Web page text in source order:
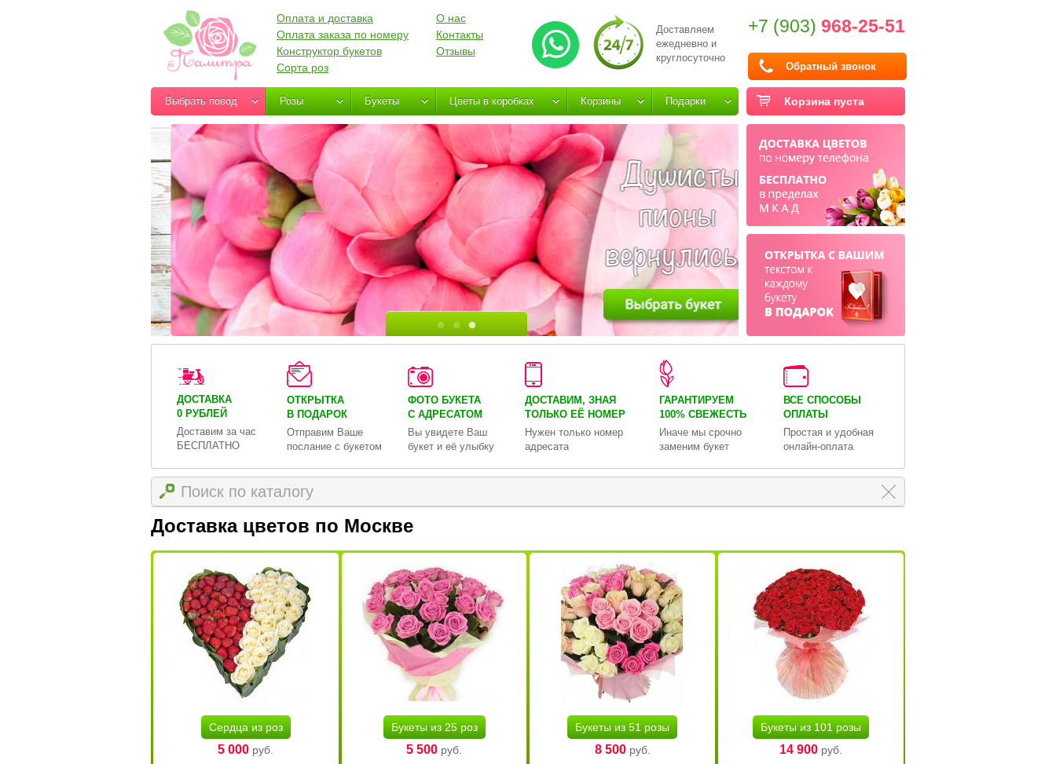
Доставляем
ежедневно и
круглосуточно
+7 (903) 968-25-51
Обратный звонок
Оплата и доставка
Оплата заказа по номеру
Конструктор букетов
Сорта роз
О нас
Контакты
Отзывы
Корзина пуста
Выбрать повод Розы Букеты Цветы в коробках Корзины Подарки
ДОСТАВКА
0 РУБЛЕЙ
Доставим за час
БЕСПЛАТНО
ОТКРЫТКА
В ПОДАРОК
Отправим Ваше
послание с букетом
ФОТО БУКЕТА
С АДРЕСАТОМ
Вы увидете Ваш
букет и её улыбку
ДОСТАВИМ, ЗНАЯ
ТОЛЬКО ЕЁ НОМЕР
Нужен только номер
адресата
ГАРАНТИРУЕМ
100% СВЕЖЕСТЬ
Иначе мы срочно
заменим букет
ВСЕ СПОСОБЫ
ОПЛАТЫ
Простая и удобная
онлайн-оплата
Доставка цветов по Москве
Сердца из роз
5 000 руб.
Букеты из 25 роз
5 500 руб.
Букеты из 51 розы
8 500руб.
Букеты из 101 розы
14 900руб.